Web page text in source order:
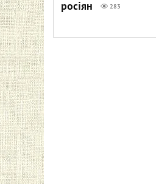
росіян
283